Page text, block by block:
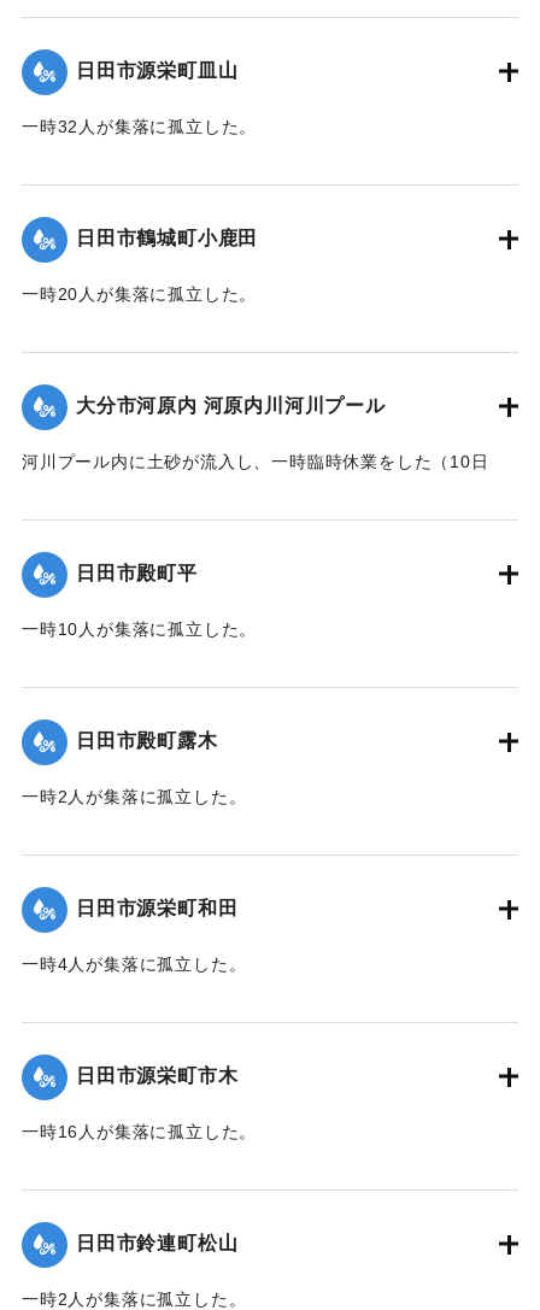
｜固有コード:01203016
日田市源栄町皿山
一時32人が集落に孤立した。
｜固有コード:01203017
日田市鶴城町小鹿田
一時20人が集落に孤立した。
｜固有コード:01203018
大分市河原内 河原内川河川プール
河川プール内に土砂が流入し、一時臨時休業をした（10日
日田市殿町平
一時10人が集落に孤立した。
｜固有コード:01203012
日田市殿町露木
一時2人が集落に孤立した。
｜固有コード:01203013
日田市源栄町和田
一時4人が集落に孤立した。
｜固有コード:01203014
日田市源栄町市木
一時16人が集落に孤立した。
｜固有コード:01203015
日田市鈴連町松山
一時2人が集落に孤立した。